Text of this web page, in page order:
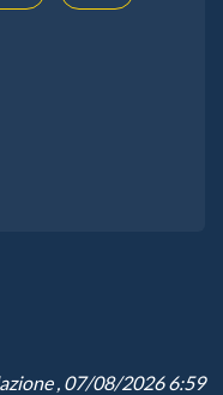
, 07/08/2026 6:59